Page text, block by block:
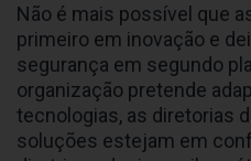
Não é mais possível que
primeiro em inovação e
segurança em segundo
organização pretende
tecnologias, as diretorias
soluções estejam em